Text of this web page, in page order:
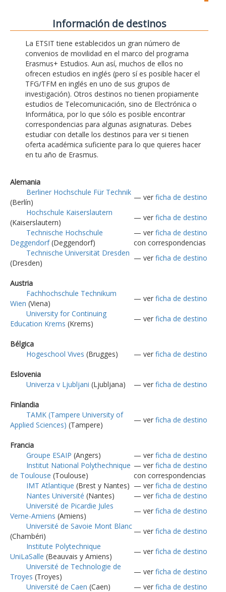
Información de destinos
La ETSIT tiene establecidos un gran número de
convenios de movilidad en el marco del programa
Erasmus+ Estudios. Aun así, muchos de ellos no
ofrecen estudios en inglés (pero sí es posible hacer el
TFG/TFM en inglés en uno de sus grupos de
investigación). Otros destinos no tienen propiamente
estudios de Telecomunicación, sino de Electrónica o
Informática, por lo que sólo es posible encontrar
correspondencias para algunas asignaturas. Debes
estudiar con detalle los destinos para ver si tienen
oferta académica suficiente para lo que quieres hacer
en tu año de Erasmus.
Alemania
Berliner Hochschule Für Technik
(Berlín)
— ver ficha de destino
Hochschule Kaiserslautern
(Kaiserslautern)
— ver ficha de destino
Technische Hochschule
Deggendorf(Deggendorf)
— ver ficha de destino
con correspondencias
Technische Universität Dresden
(Dresden)
— ver ficha de destino
Austria
Fachhochschule Technikum
Wien (Viena)
— ver ficha de destino
University for Continuing
Education Krems (Krems)
— ver ficha de destino
Bélgica
Hogeschool Vives (Brugges) — ver ficha de destino
Eslovenia
Univerza v Ljubljani (Ljubljana) — ver ficha de destino
Finlandia
TAMK (Tampere University of
Applied Sciences) (Tampere)
— ver ficha de destino
Francia
Groupe ESAIP (Angers) — ver ficha de destino
Institut National Polythechnique
de Toulouse (Toulouse)
— ver ficha de destino
con correspondencias
IMT Atlantique (Brest y Nantes) — ver ficha de destino
Nantes Université (Nantes) — ver ficha de destino
Université de Picardie Jules
Verne-Amiens (Amiens)
— ver ficha de destino
Université de Savoie Mont Blanc
(Chambéri)
— ver ficha de destino
Institute Polytechnique
UniLaSalle (Beauvais y Amiens)
— ver ficha de destino
Université de Technologie de
Troyes (Troyes)
— ver ficha de destino
Université de Caen (Caen) — ver ficha de destino